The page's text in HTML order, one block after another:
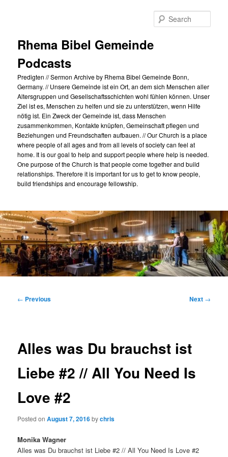
Rhema Bibel Gemeinde
Podcasts
Predigten // Sermon Archive by Rhema Bibel Gemeinde Bonn,
Germany. // Unsere Gemeinde ist ein Ort, an dem sich Menschen aller
Altersgruppen und Gesellschaftsschichten wohl fühlen können. Unser
Ziel ist es, Menschen zu helfen und sie zu unterstützen, wenn Hilfe
nötig ist. Ein Zweck der Gemeinde ist, dass Menschen
zusammenkommen, Kontakte knüpfen, Gemeinschaft pflegen und
Beziehungen und Freundschaften aufbauen. // Our Church is a place
where people of all ages and from all levels of society can feel at
home. It is our goal to help and support people where help is needed.
One purpose of the Church is that people come together and build
relationships. Therefore it is important for us to get to know people,
build friendships and encourage fellowship.
Post
← Previous Next →
Alles was Du brauchst ist
Liebe #2 // All You Need Is
Love #2
Posted onAugust 7, 2016bychris
Monika Wagner
Alles was Du brauchst ist Liebe #2 // All You Need Is Love #2